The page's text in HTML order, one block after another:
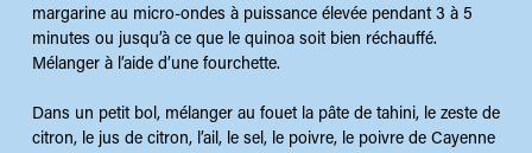
margarine au micro-ondes à puissance élevée pendant 3 à 5
minutes ou jusqu’à ce que le quinoa soit bien réchauffé.
Mélanger à l’aide d’une fourchette.
Dans un petit bol, mélanger au fouet la pâte de tahini, le zeste de
citron, le jus de citron, l’ail, le sel, le poivre, le poivre de Cayenne